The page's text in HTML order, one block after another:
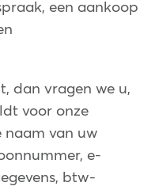
een aankoop
dan vragen we u,
voor onze
naam van uw
e-
btw-